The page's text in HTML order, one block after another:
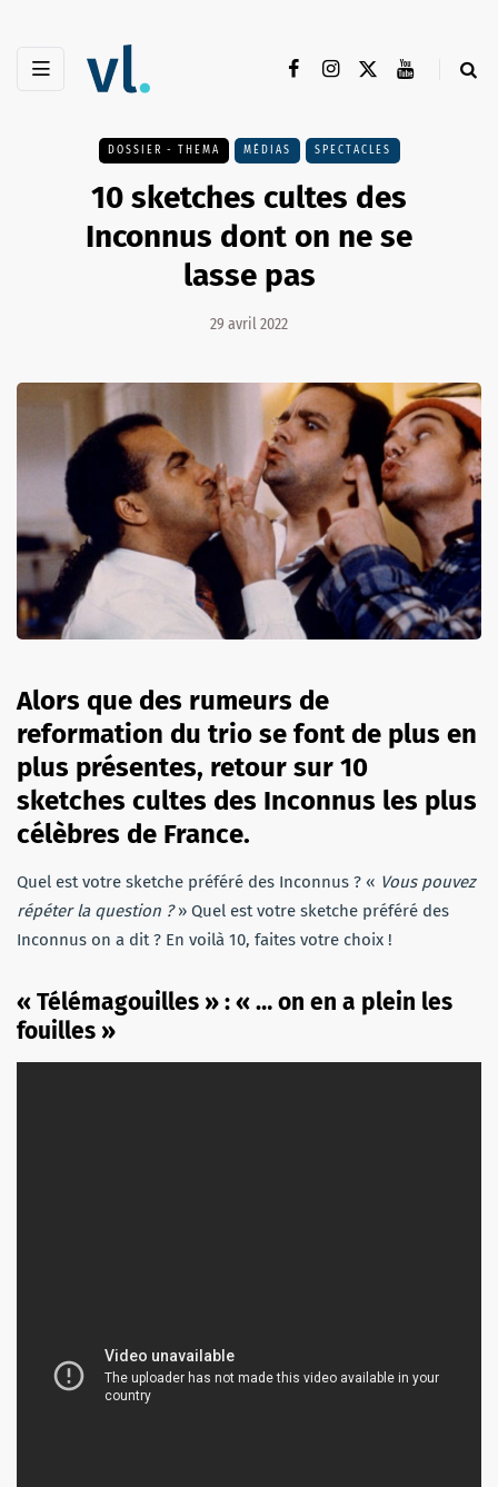
DOSSIER - THEMA MÉDIAS SPECTACLES
10 sketches cultes des
Inconnus dont on ne se
lasse pas
29 avril 2022
Alors que des rumeurs de
reformation du trio se font de plus en
plus présentes, retour sur 10
sketches cultes des Inconnus les plus
célèbres de France.
Quel est votre sketche préféré des Inconnus ? « Vous pouvez
répéter la question ?» Quel est votre sketche préféré des
Inconnus on a dit ? En voilà 10, faites votre choix !
« Télémagouilles » : « … on en a plein les
fouilles »